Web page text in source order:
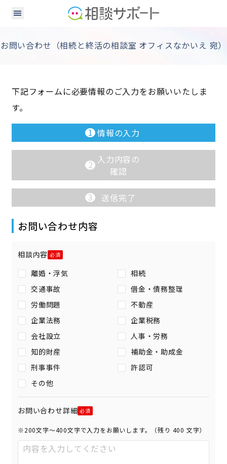
お問い合わせ（相続と終活の相談室 オフィスなかいえ 宛）
下記フォームに必要情報のご入力をお願いいたしま
す。
1 情報の入力
2 入力内容の
確認
3 送信完了
お問い合わせ内容
相談内容
離婚・浮気
相続
交通事故
借金・債務整理
労働問題
不動産
企業法務
企業税務
会社設立
人事・労務
知的財産
補助金・助成金
刑事事件
許認可
その他
お問い合わせ詳細
※200文字〜400文字で入力をお願いします。（残り 400 文字）